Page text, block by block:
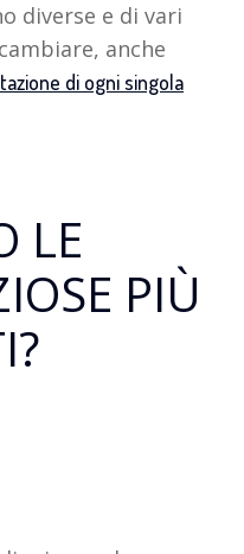
diverse e di vari
anche
di ogni singola
LE
PIÙ